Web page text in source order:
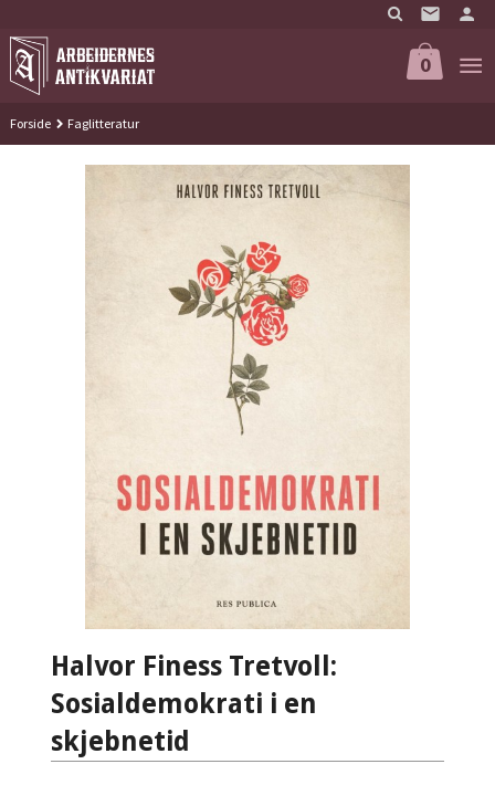
til
innholdet
0
Forside Faglitteratur
Halvor Finess Tretvoll:
Sosialdemokrati i en
skjebnetid